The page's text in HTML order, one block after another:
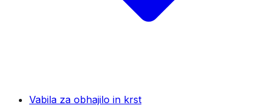
Vabila za obhajilo in krst